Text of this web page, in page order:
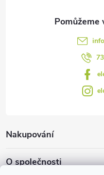
Nakupování
O společnosti
info